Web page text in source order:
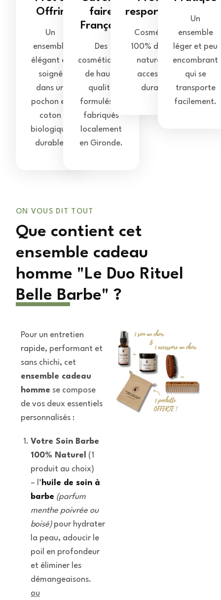
Offrir
Un
ensemble
élégant et
soigné
dans un
pochon en
coton
biologique
durable.
faire
Français
Des
cosmétiques
de haute
qualité
formulés et
fabriqués
localement
en Gironde.
responsables
Cosmétiques
100% d'origine
naturelle et
accessoires
durables.
Un
ensemble
léger et peu
encombrant
qui se
transporte
facilement.
ON VOUS DIT TOUT
Que contient cet
ensemble cadeau
homme "Le Duo Rituel
Belle Barbe" ?
Pour un entretien
rapide, performant et
sans chichi, cet
ensemble cadeau
homme se compose
de vos deux essentiels
personnalisés :
Votre Soin Barbe
100% Naturel
(1
produit au choix)
– l’ huile de soin à
barbe (parfum
menthe poivrée ou
boisé)pour hydrater
la peau, adoucir le
poil en profondeur
et éliminer les
démangeaisons.
ou